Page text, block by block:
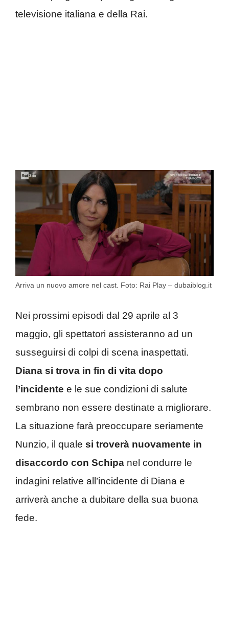
televisione italiana e della Rai.
Arriva un nuovo amore nel cast. Foto: Rai Play – dubaiblog.it
Nei prossimi episodi dal 29 aprile al 3
maggio, gli spettatori assisteranno ad un
susseguirsi di colpi di scena inaspettati.
Diana si trova in fin di vita dopo
l’incidente e le sue condizioni di salute
sembrano non essere destinate a migliorare.
La situazione farà preoccupare seriamente
Nunzio, il quale si troverà nuovamente in
disaccordo con Schipa nel condurre le
indagini relative all’incidente di Diana e
arriverà anche a dubitare della sua buona
fede.